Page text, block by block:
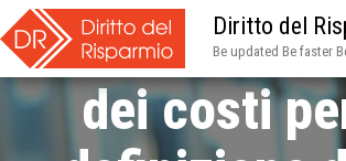
Diritto del
Be updated Be faster
ai criteri di
dei costi